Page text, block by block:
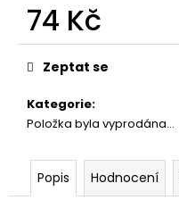
74 Kč
Měrná
cena:
Kategorie:
Položka byla vyprodána…
Zeptat se
Popis Hodnocení